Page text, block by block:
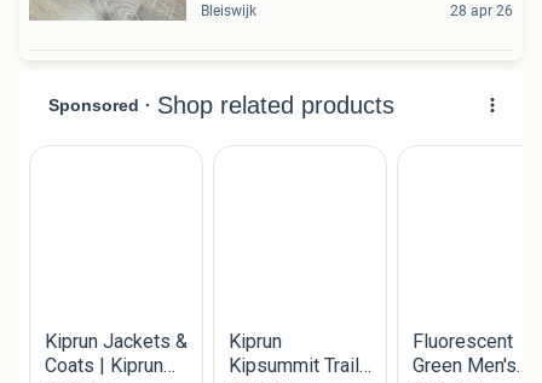
Bleiswijk 28 apr 26